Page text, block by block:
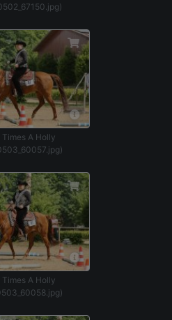
Times A Holly
Times A Holly